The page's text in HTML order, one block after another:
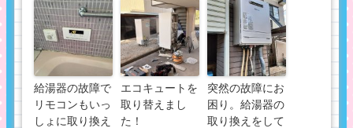
給湯器の故障で
リモコンもいっ
しょに取り換え
エコキュートを
取り替えまし
た！
突然の故障にお
困り。給湯器の
取り換えをして